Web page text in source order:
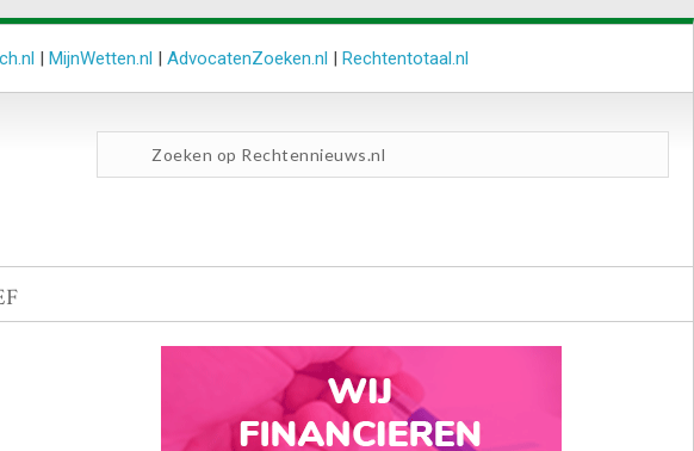
| MijnWetten.nl | AdvocatenZoeken.nl | Rechtentotaal.nl